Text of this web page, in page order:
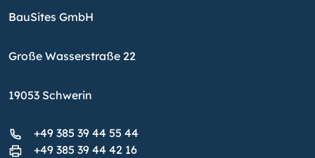
BauSites GmbH
Große Wasserstraße 22
19053 Schwerin
+49 385 39 44 55 44
+49 385 39 44 42 16